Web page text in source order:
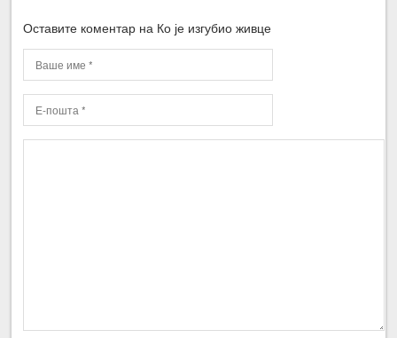
Оставите коментар на Ко је изгубио живце